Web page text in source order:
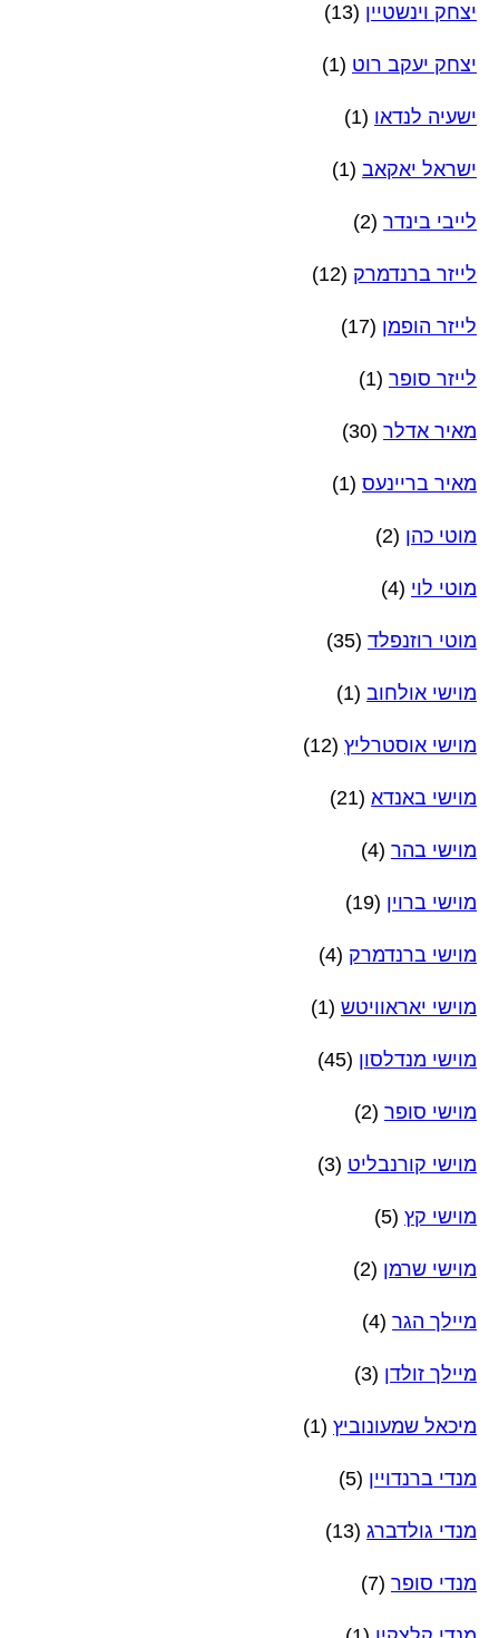
יצחק וינשטיין (13)
יצחק יעקב רוט (1)
ישעיה לנדאו (1)
ישראל יאקאב (1)
לייבי בינדר (2)
לייזר ברנדמרק (12)
לייזר הופמן (17)
לייזר סופר (1)
מאיר אדלר (30)
מאיר בריינעס (1)
מוטי כהן (2)
מוטי לוי (4)
מוטי רוזנפלד (35)
מוישי אולחוב (1)
מוישי אוסטרליץ (12)
מוישי באנדא (21)
מוישי בהר (4)
מוישי ברוין (19)
מוישי ברנדמרק (4)
מוישי יאראוויטש (1)
מוישי מנדלסון (45)
מוישי סופר (2)
מוישי קורנבליט (3)
מוישי קץ (5)
מוישי שרמן (2)
מיילך הגר (4)
מיילך זולדן (3)
מיכאל שמעונוביץ (1)
מנדי ברנדויין (5)
מנדי גולדברג (13)
מנדי סופר (7)